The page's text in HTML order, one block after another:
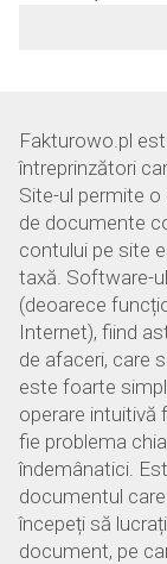
Fakturowo.pl
întreprinzători
Site-ul permite
de documente
contului pe site
taxă. Software-
(deoarece
Internet), fiind
de afaceri, care
este foarte
operare intuitivă
fie problema
îndemânatici.
documentul
începeți să
document, pe